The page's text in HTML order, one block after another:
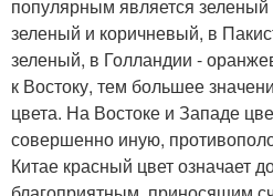
популярным является
зеленый и коричневый, в
зеленый, в Голландии -
к Востоку, тем большее
цвета. На Востоке и Западе
совершенно иную,
Китае красный цвет означает